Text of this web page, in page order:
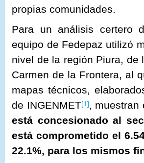
propias comunidades.
Para un análisis certero
equipo de Fedepaz utilizó
nivel de la región Piura, de
Carmen de la Frontera, al
mapas técnicos,
de INGENMET[1] ,
está concesionado al
está comprometido el
22.1%, para los mismos